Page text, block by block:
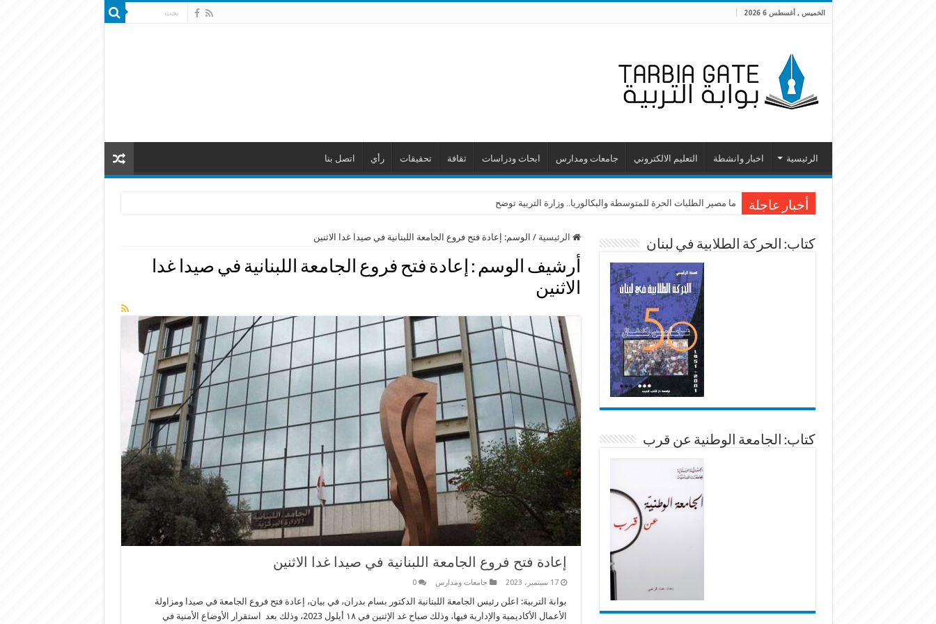
الخميس , أغسطس 6 2026
الرئيسية اخبار وانشطة التعليم الالكتروني جامعات ومدارس ابحاث ودراسات ثقافة تحقيقات رأي اتصل بنا
أخبار عاجلة ما مصير الطلبات الحرة للمتوسطة والبكالوريا.. وزارة التربية توضح
الرئيسية / الوسم: إعادة فتح فروع الجامعة اللبنانية في صيدا غدا الاثنين
أرشيف الوسم : إعادة فتح فروع الجامعة اللبنانية في صيدا غدا
الاثنين
إعادة فتح فروع الجامعة اللبنانية في صيدا غدا الاثنين
17 سبتمبر، 2023 جامعات ومدارس 0
بوابة التربية: اعلن رئيس الجامعة اللبنانية الدكتور بسام بدران، في بيان، إعادة فتح فروع الجامعة في صيدا ومزاولة
الأعمال الأكاديمية والإدارية فيها، وذلك صباح غد الإثنين في ١٨ أيلول 2023، وذلك بعد استقرار الأوضاع الأمنية في
كتاب: الحركة الطلابية في لبنان
كتاب: الجامعة الوطنية عن قرب